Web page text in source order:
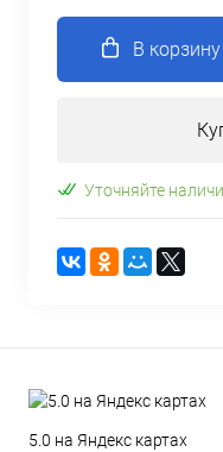
В корзину
Уточняйте
5.0 на Яндекс картах